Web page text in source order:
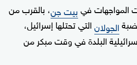
المواجهات فيبيت جن، بالقرب من
الجولانالتي تحتلها إسرائيل،
البلدة في وقت مبكر من